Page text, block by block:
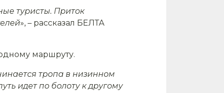
туристы. Приток
», – рассказал БЕЛТА
маршруту.
тропа в низинном
идет по болоту к другому